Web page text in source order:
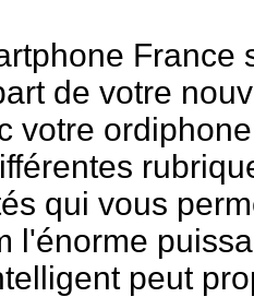
France
de votre
votre
qui vous
l'énorme
peut